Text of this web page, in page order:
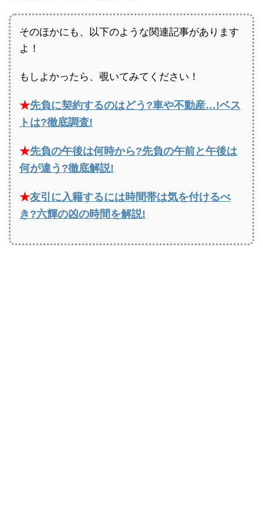
そのほかにも、以下のような関連記事があります
よ！
もしよかったら、覗いてみてください！
★先負に契約するのはどう?車や不動産…!ベス
トは?徹底調査!
★先負の午後は何時から?先負の午前と午後は
何が違う?徹底解説!
★友引に入籍するには時間帯は気を付けるべ
き?六輝の凶の時間を解説!